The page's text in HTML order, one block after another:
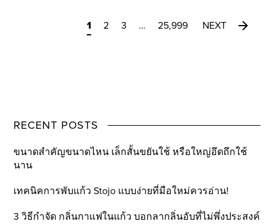
1 2 3 … 25,999 NEXT
RECENT POSTS
ขนาดสำคัญขนาดไหน เล็กสั้นขยันใช้ หรือใหญ่อึดถึกใช้
นาน
เทคนิคการพับแก้ว Stojo แบบง่ายที่มือใหม่ควรอ่าน!
3 วิธีกำจัด กลิ่นกาแฟในแก้ว บอกลากลิ่นอับที่ไม่พึ่งประสงค์